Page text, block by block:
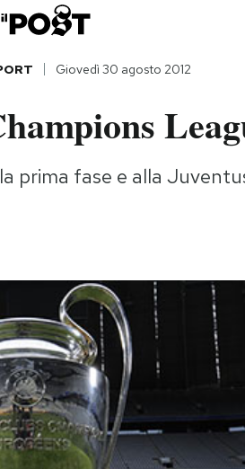
Giovedì 30 agosto 2012
prima fase e alla